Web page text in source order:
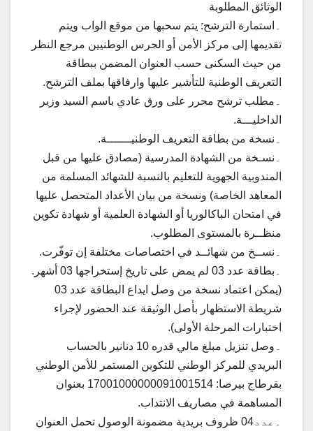
الوثائق المطلوبة
۔استمارة الترشح: يتم سحبها من موقع الواب ويتم
تقديمها إلى مركز الأمن أو الحرس الوطنيين مرجع النظر
من حيث السكنى حسب العنوان المضمن ببطاقة
التعريف الوطنية للتأشير عليها وارفاقها بملف الترشح.
۔مطلب ترشح محرر على ورق عادي باسم السيد وزير
الداخليـــة.
۔نسخة من بطاقة التعريف الوطنيـــــــة.
۔نسـخة من الشهادة المدرسية (مصادق عليها من قبل
المندوبية الجهوية للتعليم بالنسبة للشهائد المسلمة من
المعاهد الخاصة) ونسخة من بيان الأعداد المتحصل عليها
في امتحان الباكالوريا أو الشهادة العلمية أو شهادة تكوين
منظــرة بالمستوى المطلوب.
۔نســخ من شهائــد في اختصاصات مختلفة إن توفّرت.
۔بطاقة عدد 03 لم يمض على تاريخ إستخراجها 03 أشهر.
(يمكن اعتماد نسخة من وصل ايداع البطاقة عدد 03
شريطة الاستظهار بأصل الوثيقة عند الحضور لإجراء
اختبارات المرحلة الأولى).
۔وصل تنزيل مبلغ مالي قدره 10 دنانير بالحساب
البريدي للمركز الوطني للتكوين المستمر للأمن الوطني
بقرطاج بيرصا: 17001000000091001514 بعنوان
المساهمة في مصاريف الانتداب.
۔عدد04 ظروف بريدية مضمونة الوصول تحمل العنوان